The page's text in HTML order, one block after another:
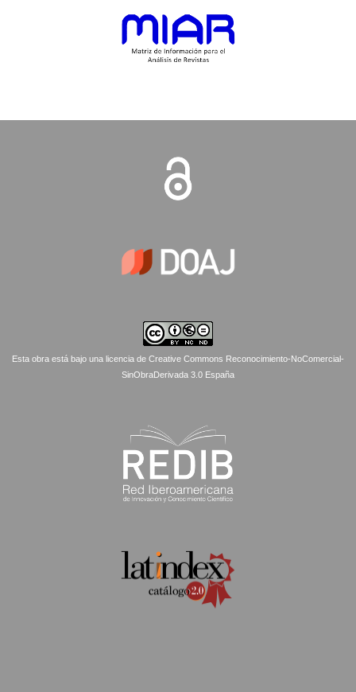
Esta obra está bajo una licencia de Creative Commons Reconocimiento-NoComercial-
SinObraDerivada 3.0 España